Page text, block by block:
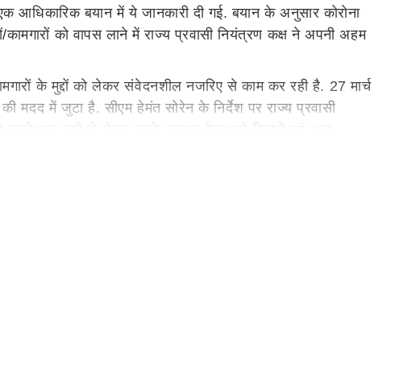
बयान में ये जानकारी दी गई. बयान के अनुसार कोरोना
को वापस लाने में राज्य प्रवासी नियंत्रण कक्ष ने अपनी अहम
के मुद्दों को लेकर संवेदनशील नजरिए से काम कर रही है. 27 मार्च
में जुटा है. सीएम हेमंत सोरेन के निर्देश पर राज्य प्रवासी
उनके घर लाने से लेकर उनके बकाया वेतन को दिलाने एवं अन्य